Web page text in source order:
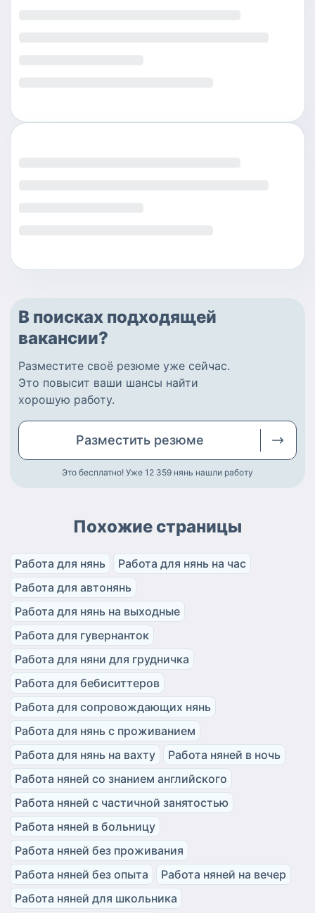
В поисках подходящей
вакансии?
Разместите своё резюме уже сейчас.
Это повысит ваши шансы найти
хорошую работу.
Разместить резюме
Это бесплатно! Уже 12 359 нянь нашли работу
Похожие страницы
Работа для нянь
Работа для нянь на час
Работа для автонянь
Работа для нянь на выходные
Работа для гувернанток
Работа для няни для грудничка
Работа для бебиситтеров
Работа для сопровождающих нянь
Работа для нянь с проживанием
Работа для нянь на вахту
Работа няней в ночь
Работа няней со знанием английского
Работа няней с частичной занятостью
Работа няней в больницу
Работа няней без проживания
Работа няней без опыта
Работа няней на вечер
Работа няней для школьника